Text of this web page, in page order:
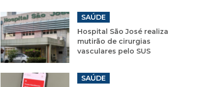
SAÚDE
Hospital São José realiza
mutirão de cirurgias
vasculares pelo SUS
SAÚDE